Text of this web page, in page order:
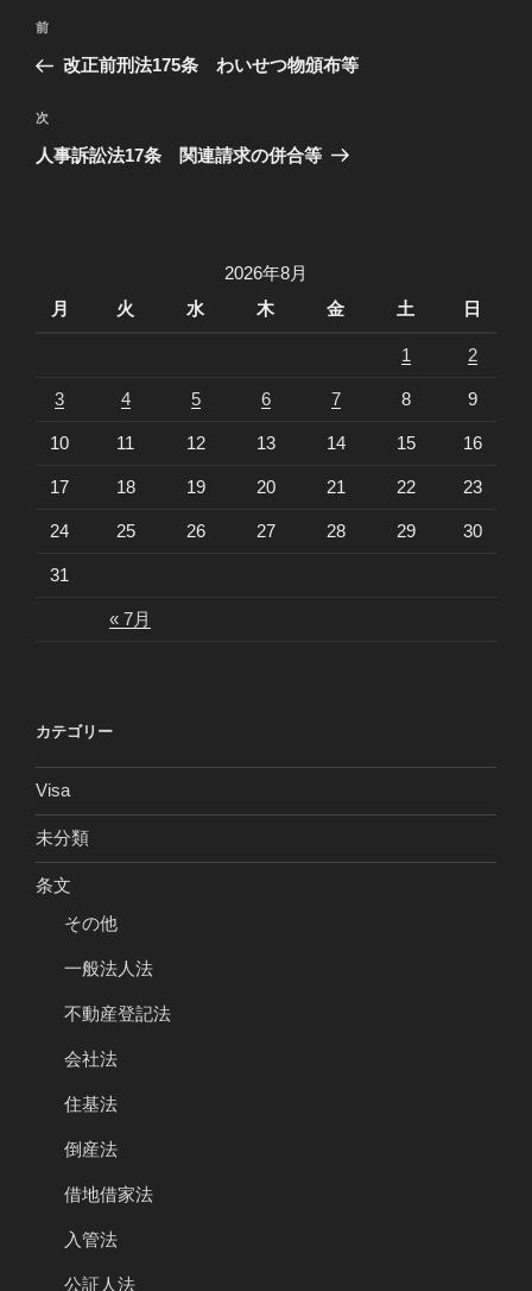
投
ビ
ゲ
過
去
投
稿
前
改正前刑法175条 わいせつ物頒布等
次
の
次
人事訴訟法17条 関連請求の併合等
2026年8月
月
火 水 木 金 土 日
« 7月
1 2
3 4 5 6 7 8 9
10 11 12 13 14 15 16
17 18 19 20 21 22 23
24 25 26 27 28 29 30
31
カテゴリー
Visa
未分類
条文
その他
一般法人法
不動産登記法
会社法
住基法
倒産法
借地借家法
入管法
公証人法